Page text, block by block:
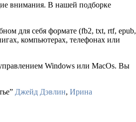
внимания. В нашей подборке
для себя формате (fb2, txt, rtf, epub,
компьютерах, телефонах или
Windows или MacOs. Вы
Джейд Дэвлин, Ирина